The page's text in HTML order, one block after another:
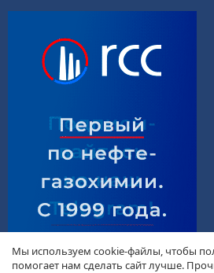
Мы используем cookie-файлы, чтобы
помогает нам сделать сайт лучше.